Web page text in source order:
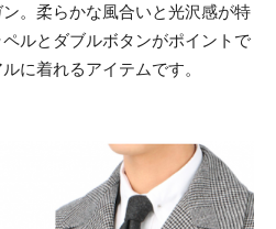
。柔らかな風合いと光沢感が特
ルとダブルボタンがポイントで
に着れるアイテムです。